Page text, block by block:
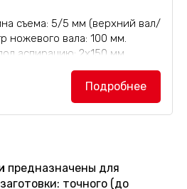
съема: 5/5 мм (верхний вал/
ножевого вала: 100 мм.
аспирацию: 2х150 мм.
станок VK-B470B
регулировкой
деревянных заготовок...
Подробнее
предназначены для
точного (до